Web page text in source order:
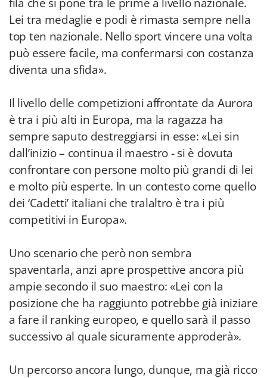
Lei tra medaglie e podi è rimasta sempre nella
top ten nazionale. Nello sport vincere una volta
può essere facile, ma confermarsi con costanza
diventa una sfida».
Il livello delle competizioni affrontate da Aurora
è tra i più alti in Europa, ma la ragazza ha
sempre saputo destreggiarsi in esse: «Lei sin
dall’inizio – continua il maestro - si è dovuta
confrontare con persone molto più grandi di lei
e molto più esperte. In un contesto come quello
dei ‘Cadetti’ italiani che tralaltro è tra i più
competitivi in Europa».
Uno scenario che però non sembra
spaventarla, anzi apre prospettive ancora più
ampie secondo il suo maestro: «Lei con la
posizione che ha raggiunto potrebbe già iniziare
a fare il ranking europeo, e quello sarà il passo
successivo al quale sicuramente approderà».
Un percorso ancora lungo, dunque, ma già ricco